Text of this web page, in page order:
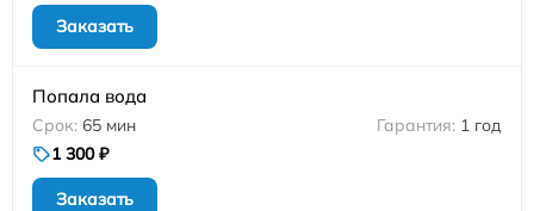
Заказать
Попала вода
65 мин
1 год
1 300 ₽
Заказать